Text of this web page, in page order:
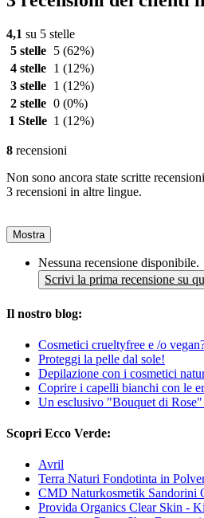
4,1 su 5 stelle
5 stelle
5 (62%)
4 stelle
1 (12%)
3 stelle
1 (12%)
2 stelle 0 (0%)
1 Stelle 1 (12%)
8 recensioni
Non sono ancora state scritte
3 recensioni in altre lingue.
Mostra
Nessuna recensione disponibile.
Scrivi la prima recensione su
Il nostro blog:
Cosmetici crueltyfree e /o
Proteggi la pelle dal sole!
Depilazione con i cosmetici
Coprire i capelli bianchi con le
Un esclusivo "Bouquet di Rose"
Scopri Ecco Verde:
Avril
Terra Naturi Fondotinta in
CMD Naturkosmetik Sandorini
Provida Organics Clear Skin -